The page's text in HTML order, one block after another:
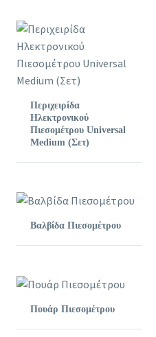
Περιχειρίδα
Ηλεκτρονικού
Πιεσομέτρου Universal
Medium (Σετ)
Βαλβίδα Πιεσομέτρου
Πουάρ Πιεσομέτρου